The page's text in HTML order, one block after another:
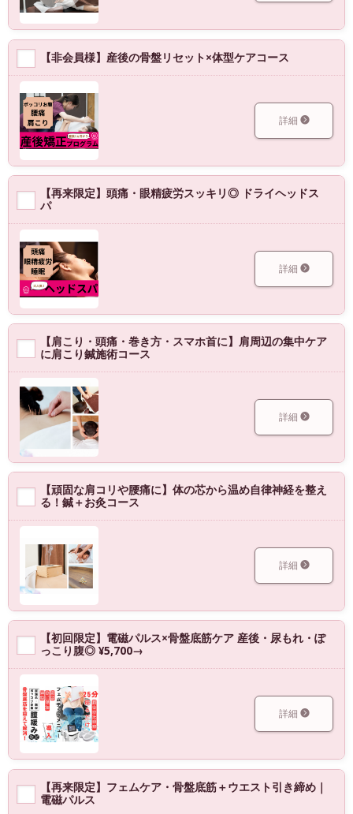
【非会員様】産後の骨盤リセット×体型ケアコース
詳細
【再来限定】頭痛・眼精疲労スッキリ◎ ドライヘッドス
パ
詳細
【肩こり・頭痛・巻き方・スマホ首に】肩周辺の集中ケア
に肩こり鍼施術コース
詳細
【頑固な肩コリや腰痛に】体の芯から温め自律神経を整え
る！鍼＋お灸コース
詳細
【初回限定】電磁パルス×骨盤底筋ケア 産後・尿もれ・ぽ
っこり腹◎ ¥5,700→
詳細
【再来限定】フェムケア・骨盤底筋＋ウエスト引き締め｜
電磁パルス